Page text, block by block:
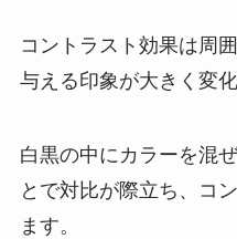
コントラスト効果は周
与える印象が大きく変
白黒の中にカラーを混
とで対比が際立ち、コ
ます。